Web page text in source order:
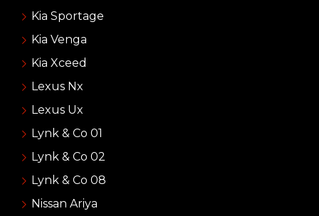
Kia Sportage
Kia Venga
Kia Xceed
Lexus Nx
Lexus Ux
Lynk & Co 01
Lynk & Co 02
Lynk & Co 08
Nissan Ariya